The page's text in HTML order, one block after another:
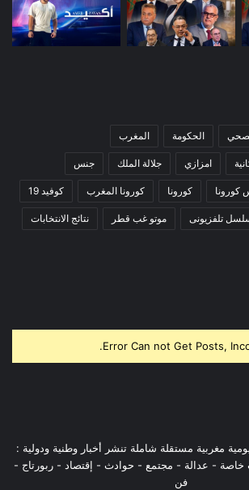
الحكومة المغرب
امزازي جلالة الملك جنس
كورونا كورونا كورونا المغرب كوفيد 19
تلفزيونى موتو غب قطر نتائج الانتخابات
Error Can not Get Posts,
مغربية مستقلة شاملة تنشر أخبار وطنية ودولية :
خاصة - عدالة - مجتمع - حوادث - إقتصاد - ربورتاج -
فن